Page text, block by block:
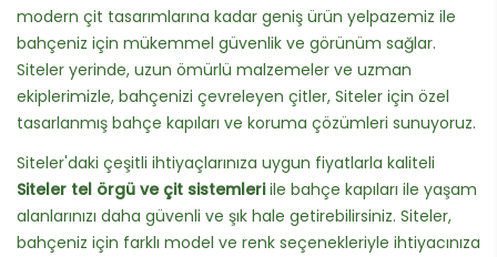
modern çit tasarımlarına kadar geniş ürün yelpazemiz ile
bahçeniz için mükemmel güvenlik ve görünüm sağlar.
Siteler yerinde, uzun ömürlü malzemeler ve uzman
ekiplerimizle, bahçenizi çevreleyen çitler, Siteler için özel
tasarlanmış bahçe kapıları ve koruma çözümleri sunuyoruz.
Siteler'daki çeşitli ihtiyaçlarınıza uygun fiyatlarla kaliteli
Siteler tel örgü ve çit sistemleriile bahçe kapıları ile yaşam
alanlarınızı daha güvenli ve şık hale getirebilirsiniz. Siteler,
bahçeniz için farklı model ve renk seçenekleriyle ihtiyacınıza